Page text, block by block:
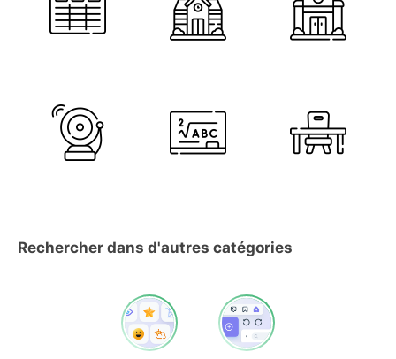
Rechercher dans d'autres catégories